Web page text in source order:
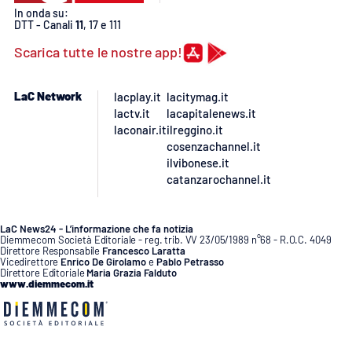
SPECIALI
LA
CALABRIAVISIONE
Storie
LAC
NETWORK
In onda su:
DTT - Canali 11, 17 e 111
Scarica tutte le nostre app!
LaC Network
lacplay.it
lactv.it
laconair.it
lacitymag.it
lacapitalenews.it
ilreggino.it
cosenzachannel.it
ilvibonese.it
catanzarochannel.it
LaC News24 - L’informazione che fa notizia
Diemmecom Società Editoriale - reg. trib. VV 23/05/1989 n°68 - R.O.C. 4049
Direttore Responsabile Francesco Laratta
Vicedirettore Enrico De GirolamoePablo Petrasso
Direttore Editoriale Maria Grazia Falduto
www.diemmecom.it